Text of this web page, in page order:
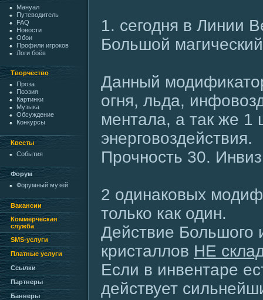
Мануал
Путеводитель
FAQ
Новости
Обои
Профили игроков
Логи боёв
Творчество
Проза
Поэзия
Картинки
Музыка
Обсуждение
Конкурсы
Квесты
События
Форум
Форумный музей
Вакансии
Коммерческая
служба
SMS-услуги
Платные услуги
Ссылки
Партнеры
Баннеры
1. сегодня в Линии
Большой
Данный
огня, льда,
ментала, а так же 1
энерговоздействия.
Прочность 30.
2 одинаковых
только как один.
Действие Большого
кристаллов НЕ
Если в инвентаре
действует